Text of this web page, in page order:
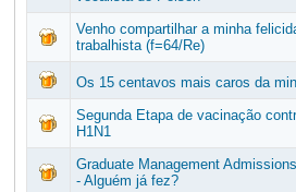
Venho compartilhar a minha
trabalhista (f=64/Re)
Os 15 centavos mais caros da
Segunda Etapa de vacinação
H1N1
Graduate Management
- Alguém já fez?